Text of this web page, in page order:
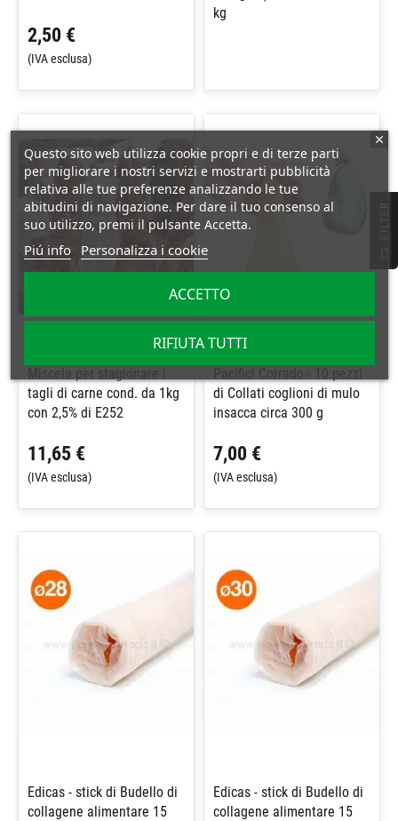
2,50 €
(IVA esclusa)
kg
tagli di carne cond. da 1kg
con 2,5% di E252
11,65 €
(IVA esclusa)
di Collati coglioni di mulo
insacca circa 300 g
7,00 €
(IVA esclusa)
Edicas - stick di Budello di
collagene alimentare 15
Edicas - stick di Budello di
collagene alimentare 15
Questo sito web utilizza cookie propri e di terze parti
per migliorare i nostri servizi e mostrarti pubblicità
relativa alle tue preferenze analizzando le tue
abitudini di navigazione. Per dare il tuo consenso al
suo utilizzo, premi il pulsante Accetta.
Piú info Personalizza i cookie
RIFIUTA TUTTI
ACCETTO